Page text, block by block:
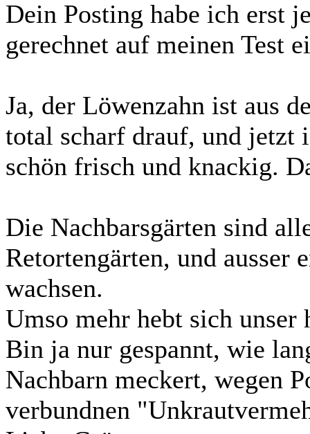
Dein Posting habe ich erst
gerechnet auf meinen Test
Ja, der Löwenzahn ist aus
total scharf drauf, und jetzt
schön frisch und knackig.
Die Nachbarsgärten sind
Retortengärten, und ausser
wachsen.
Umso mehr hebt sich
Bin ja nur gespannt, wie
Nachbarn meckert, wegen
verbundnen